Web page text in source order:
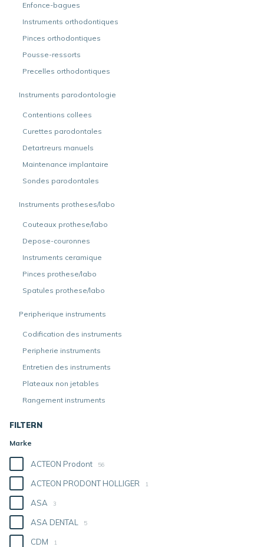
Enfonce-bagues
Instruments orthodontiques
Pinces orthodontiques
Pousse-ressorts
Precelles orthodontiques
Instruments parodontologie
Contentions collees
Curettes parodontales
Detartreurs manuels
Maintenance implantaire
Sondes parodontales
Instruments protheses/labo
Couteaux prothese/labo
Depose-couronnes
Instruments ceramique
Pinces prothese/labo
Spatules prothese/labo
Peripherique instruments
Codification des instruments
Peripherie instruments
Entretien des instruments
Plateaux non jetables
Rangement instruments
FILTERN
Marke
ACTEON Prodont 56
ACTEON PRODONT HOLLIGER 1
ASA 3
ASA DENTAL 5
CDM 1